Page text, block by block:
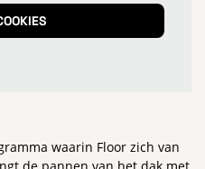
waarin Floor zich van